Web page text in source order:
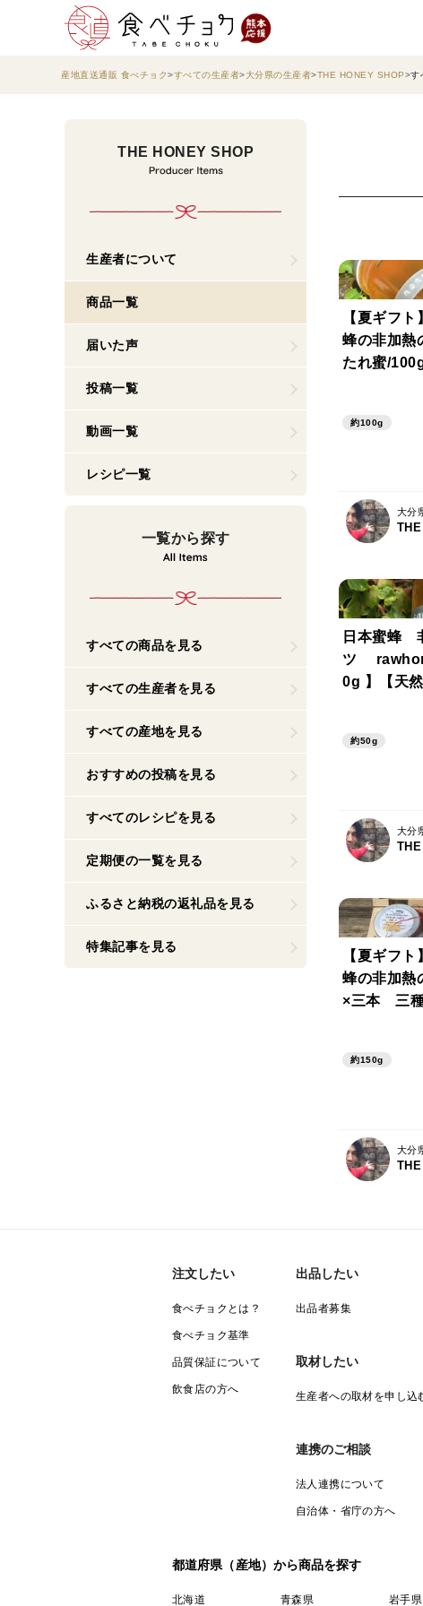
産地直送通販 食べチョク すべての生産者 大分県の生産者 THE HONEY SHOP す
THE HONEY SHOP
生産者について
商品一覧
届いた声
投稿一覧
動画一覧
レシピ一覧
一覧から探す
すべての商品を見る
すべての生産者を見る
すべての産地を見る
おすすめの投稿を見る
すべてのレシピを見る
定期便の一覧を見る
ふるさと納税の返礼品を見る
特集記事を見る
【夏ギフ
蜂の非加
たれ蜜/100g ※本物志向
ご注文で4
約100g
大分
日本蜜蜂
ツ
0g 】【天然】 日本ミ
約50g
大分
【夏ギフ
蜂の非加熱
×三本 三種
り、【朝
約150g
大分
注文したい
食べチョクとは？
食べチョク基準
品質保証について
飲食店の方へ
出品したい
出品者募集
取材したい
生産者への取材を申し込
連携のご相談
法人連携について
自治体・省庁の方へ
都道府県（産地）から商品を探す
北海道 青森県 岩手県